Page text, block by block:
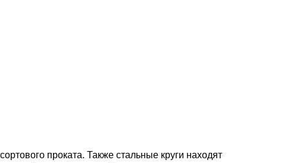
проката. Также стальные круги находят